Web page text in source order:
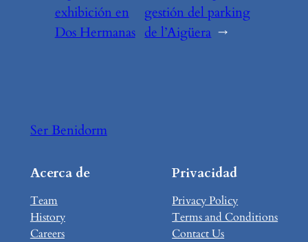
exhibición en
Dos Hermanas
gestión del parking
de l’Aigüera →
Ser Benidorm
Acerca de
Team
History
Careers
Privacidad
Privacy Policy
Terms and Conditions
Contact Us